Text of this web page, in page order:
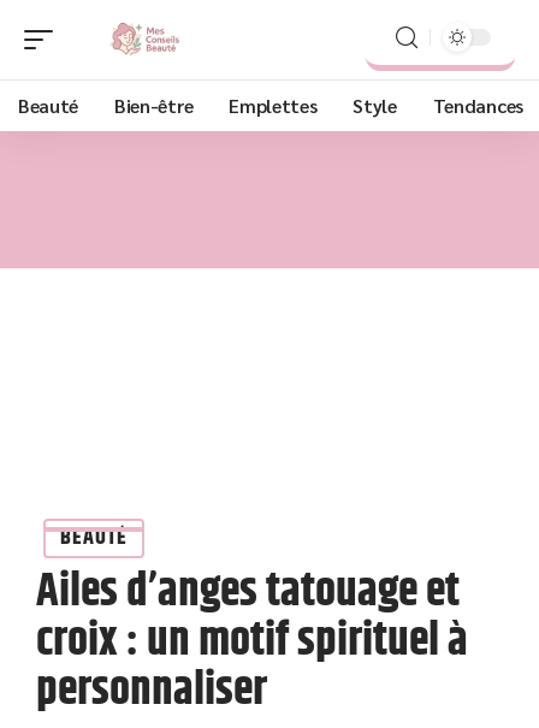
Beauté Bien-être Emplettes Style Tendances
BEAUTÉ
Ailes d’anges tatouage et
croix : un motif spirituel à
personnaliser